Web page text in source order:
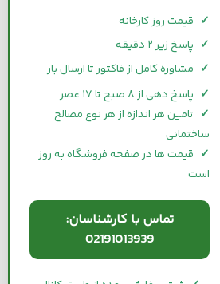
قیمت و خرید کاشی و سرامیک
قیمت و خرید آجر
قیمت و خرید گچ
قیمت و خرید شیرآلات
سیوان لند استفاده کنید.
✓ قیمت روز کارخانه
✓ پاسخ زیر ۲ دقیقه
✓ مشاوره کامل از فاکتور تا ارسال بار
✓ پاسخ دهی از ۸ صبح تا ۱۷ عصر
✓ تامین هر اندازه از هر نوع مصالح
ساختمانی
✓ قیمت ها در صفحه فروشگاه به روز
است
تماس با کارشناسان:
02191013939